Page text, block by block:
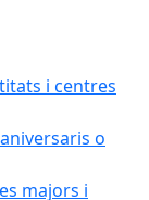
i centres
o
majors i